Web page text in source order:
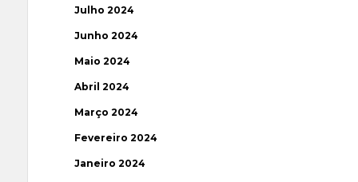
Julho 2024
Junho 2024
Maio 2024
Abril 2024
Março 2024
Fevereiro 2024
Janeiro 2024